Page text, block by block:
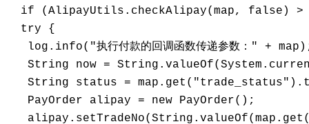
if (AlipayUtils.checkAlipay(map, false) >
  try {
log.info("执行付款的回调函数传递参数：" +
String now =
String status =
   PayOrder alipay = new PayOrder();